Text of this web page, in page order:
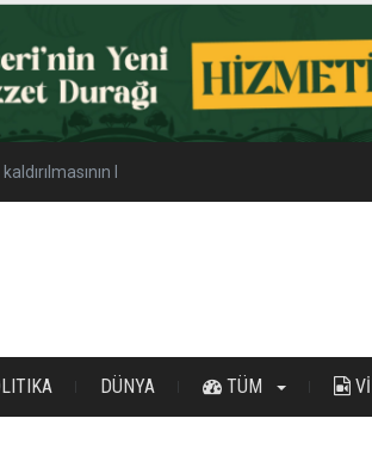
hayırlı olmasını diliyorum
DÜNYA TÜM